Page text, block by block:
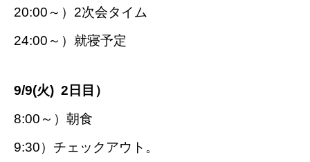
20:00～）2次会タイム
24:00～）就寝予定
9/9(火) 2日目）
8:00～）朝食
9:30）チェックアウト。